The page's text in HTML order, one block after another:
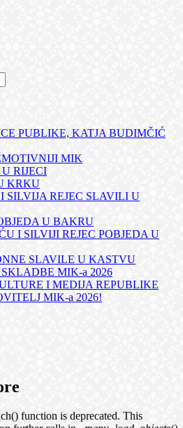
PUBLIKE, KATJA BUDIMČIĆ
MIK
RIJECI
KRKU
SILVIJA REJEC SLAVILI U
U BAKRU
I SILVIJI REJEC POBJEDA U
SLAVILE U KASTVU
MIK-a 2026
I MEDIJA REPUBLIKE
MIK-a 2026!
function is deprecated. This